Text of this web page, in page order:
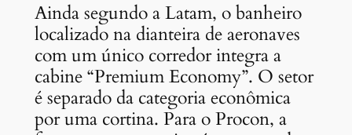
Ainda segundo a Latam, o banheiro
localizado na dianteira de aeronaves
com um único corredor integra a
cabine “Premium Economy”. O setor
é separado da categoria econômica
por uma cortina. Para o Procon, a